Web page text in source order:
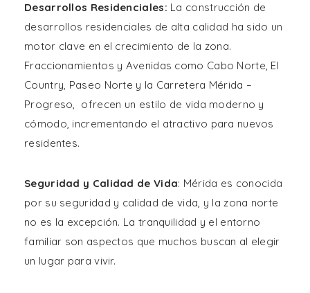
Desarrollos Residenciales: La construcción de
desarrollos residenciales de alta calidad ha sido un
motor clave en el crecimiento de la zona.
Fraccionamientos y Avenidas como Cabo Norte, El
Country, Paseo Norte y la Carretera Mérida –
Progreso, ofrecen un estilo de vida moderno y
cómodo, incrementando el atractivo para nuevos
residentes.
Seguridad y Calidad de Vida: Mérida es conocida
por su seguridad y calidad de vida, y la zona norte
no es la excepción. La tranquilidad y el entorno
familiar son aspectos que muchos buscan al elegir
un lugar para vivir.